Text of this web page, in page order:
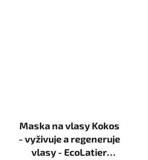
Maska na vlasy Kokos
- vyživuje a regeneruje
vlasy - EcoLatier